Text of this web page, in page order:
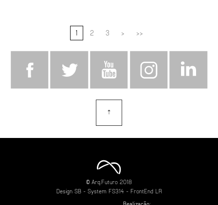
1 2 3 > >>
⇡
© Arq.Futuro 2018
Design SB- System FS314 - FrontEnd LR